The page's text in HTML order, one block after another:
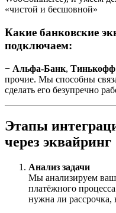
«чистой и бесшовной»
Какие банковские
подключаем:
− Альфа-Банк,
прочие. Мы способны
сделать его безупречно
Этапы
через эквайринг
Анализ задачи
Мы анализируем
платёжного
нужна ли рассрочка,